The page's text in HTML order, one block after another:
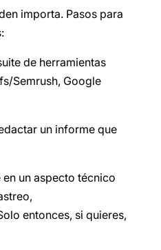
importa. Pasos para
de herramientas
Semrush, Google
un informe que
un aspecto técnico
entonces, si quieres,